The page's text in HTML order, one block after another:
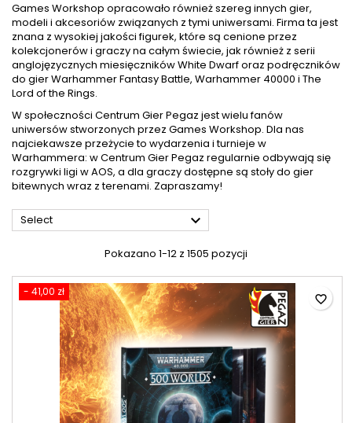
Games Workshop opracowało również szereg innych gier,
modeli i akcesoriów związanych z tymi uniwersami. Firma ta jest
znana z wysokiej jakości figurek, które są cenione przez
kolekcjonerów i graczy na całym świecie, jak również z serii
anglojęzycznych miesięczników White Dwarf oraz podręczników
do gier Warhammer Fantasy Battle, Warhammer 40000 i The
Lord of the Rings.
W społeczności Centrum Gier Pegaz jest wielu fanów
uniwersów stworzonych przez Games Workshop. Dla nas
najciekawsze przeżycie to wydarzenia i turnieje w
Warhammera: w Centrum Gier Pegaz regularnie odbywają się
rozgrywki ligi w AOS, a dla graczy dostępne są stoły do gier
bitewnych wraz z terenami. Zapraszamy!
Select 
Pokazano 1-12 z 1505 pozycji
- 41,00 zł
favorite_border